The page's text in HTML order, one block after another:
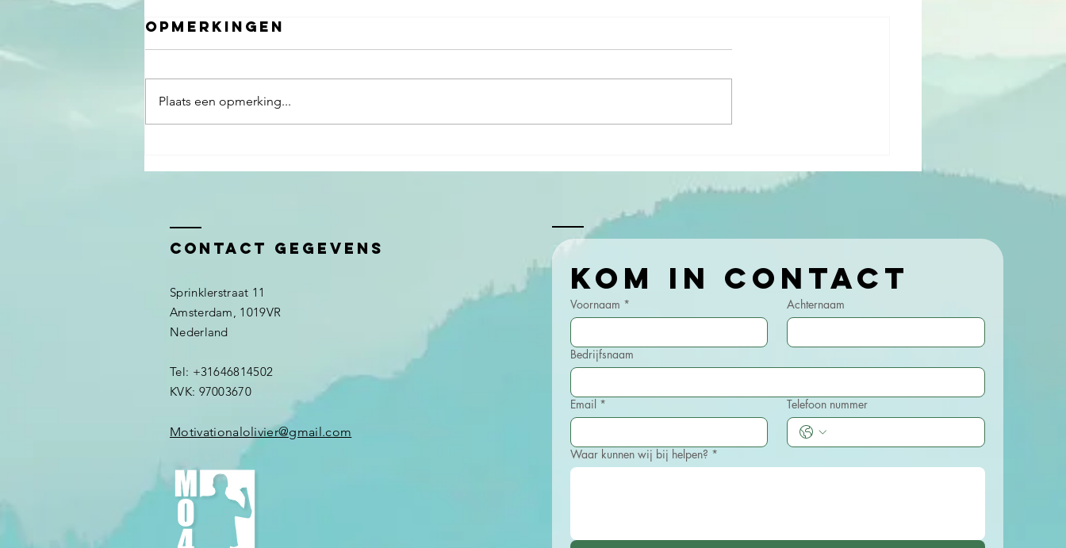
voor TNO over
omgaan met
verandering!
omgaan met
in Sneek!
Opmerkingen
Plaats een opmerking...
Contact gegevens
Sprinklerstraat 11
Amsterdam, 1019VR
Nederland ​​
Tel: +31646814502
KVK: 97003670
Motivationalolivier@gmail.com
Voornaam * Achternaam
Bedrijfsnaam
Email * Telefoon nummer
Waar kunnen wij bij helpen? *